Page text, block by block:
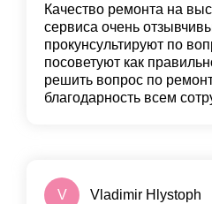
Качество ремонта на
сервиса очень
прокунсультируют по
посоветуют как
решить вопрос по
благодарность всем
V Vladimir Hlystoph